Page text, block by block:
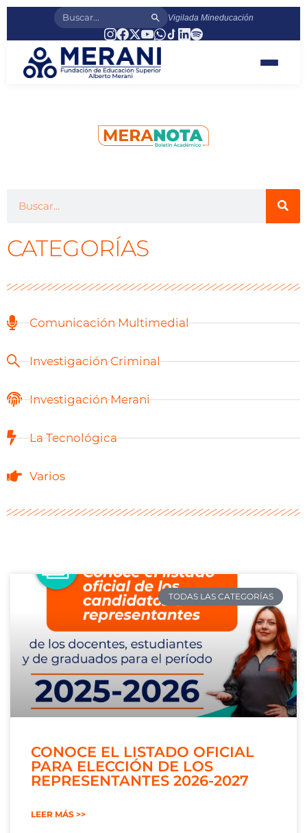
Vigilada Mineducación
CATEGORÍAS
Comunicación Multimedial
Investigación Criminal
Investigación Merani
La Tecnológica
Varios
TODAS LAS CATEGORÍAS
CONOCE EL LISTADO OFICIAL
PARA ELECCIÓN DE LOS
REPRESENTANTES 2026-2027
LEER MÁS >>